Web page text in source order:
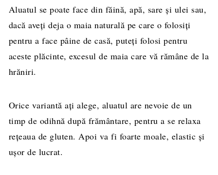
Aluatul se poate face din făină, apă, sare și ulei sau,
dacă aveți deja o maia naturală pe care o folosiți
pentru a face pâine de casă, puteți folosi pentru
aceste plăcinte, excesul de maia care vă rămâne de la
hrăniri.
Orice variantă ați alege, aluatul are nevoie de un
timp de odihnă după frământare, pentru a se relaxa
rețeaua de gluten. Apoi va fi foarte moale, elastic și
ușor de lucrat.